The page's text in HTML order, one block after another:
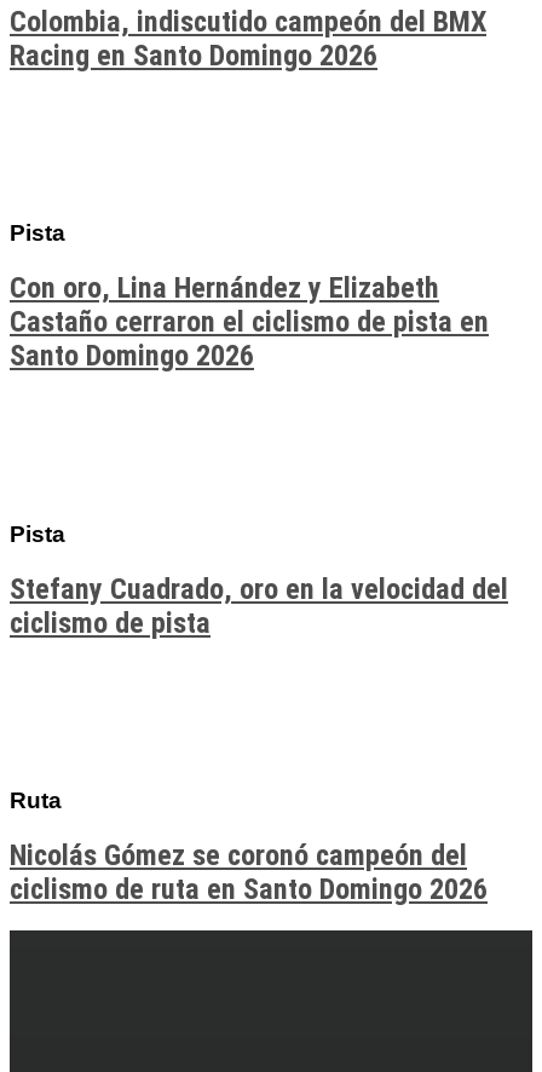
Colombia, indiscutido campeón del BMX
Racing en Santo Domingo 2026
Pista
Con oro, Lina Hernández y Elizabeth
Castaño cerraron el ciclismo de pista en
Santo Domingo 2026
Pista
Stefany Cuadrado, oro en la velocidad del
ciclismo de pista
Ruta
Nicolás Gómez se coronó campeón del
ciclismo de ruta en Santo Domingo 2026